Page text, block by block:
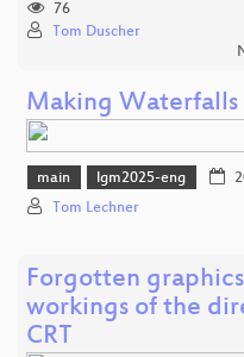
76
Tom Duscher
Making Waterfalls
main lgm2025-eng
Tom Lechner
Forgotten
workings of the
CRT